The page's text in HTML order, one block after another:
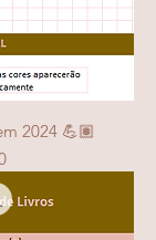
2024 💪🏽